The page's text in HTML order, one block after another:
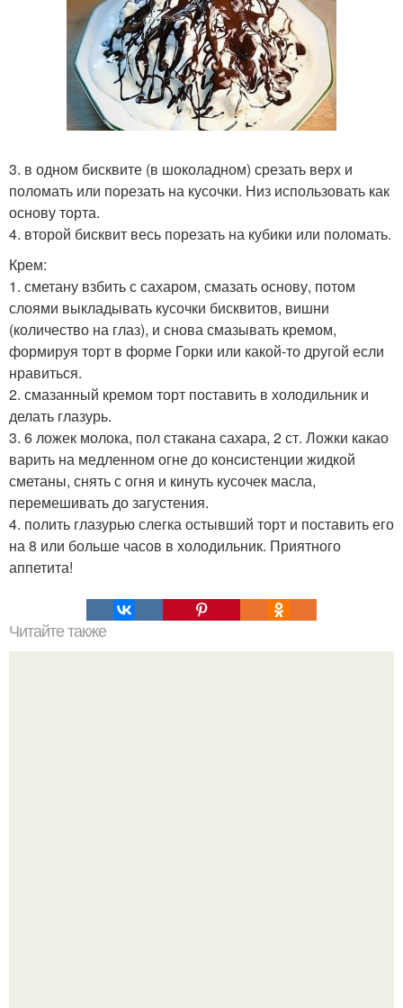
3. в одном бисквите (в шоколадном) срезать верх и
поломать или порезать на кусочки. Низ использовать как
основу торта.
4. второй бисквит весь порезать на кубики или поломать.
Крем:
1. сметану взбить с сахаром, смазать основу, потом
слоями выкладывать кусочки бисквитов, вишни
(количество на глаз), и снова смазывать кремом,
формируя торт в форме Горки или какой-то другой если
нравиться.
2. смазанный кремом торт поставить в холодильник и
делать глазурь.
3. 6 ложек молока, пол стакана сахара, 2 ст. Ложки какао
варить на медленном огне до консистенции жидкой
сметаны, снять с огня и кинуть кусочек масла,
перемешивать до загустения.
4. полить глазурью слегка остывший торт и поставить его
на 8 или больше часов в холодильник. Приятного
аппетита!
Читайте также